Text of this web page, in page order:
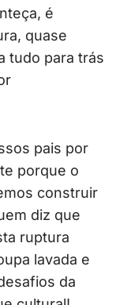
é
quase
tudo para trás
pais por
porque o
construir
diz que
ruptura
lavada e
da